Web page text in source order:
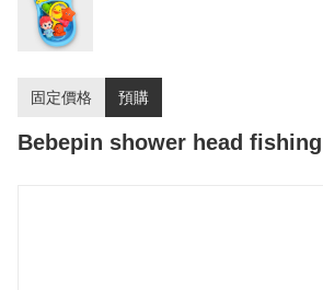
固定價格 預購
Bebepin shower head